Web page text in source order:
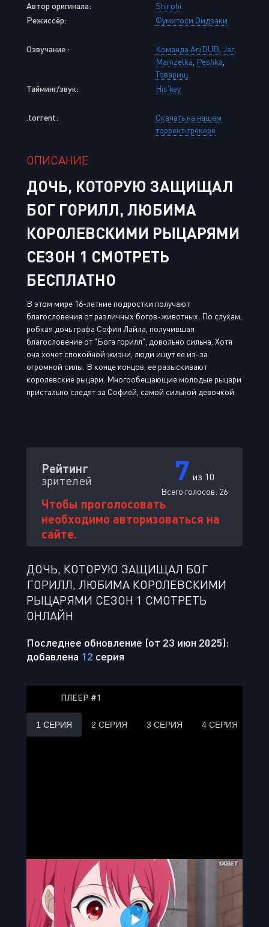
Автор оригинала:
Shirohi
Режиссёр:
Фумитоси Оидзаки
Озвучание : Команда AniDUB Jar,
Mamzelka Peshka
Товарищ
Тайминг/звук:
His'key
.torrent:
Скачать на нашем
торрент-трекере
ОПИСАНИЕ
ДОЧЬ, КОТОРУЮ ЗАЩИЩАЛ
БОГ ГОРИЛЛ, ЛЮБИМА
КОРОЛЕВСКИМИ РЫЦАРЯМИ
СЕЗОН 1 СМОТРЕТЬ
БЕСПЛАТНО
В этом мире 16-летние подростки получают
благословения от различных богов-животных. По слухам,
робкая дочь графа София Лайла, получившая
благословение от "Бога горилл", довольно сильна. Хотя
она хочет спокойной жизни, люди ищут ее из-за
огромной силы. В конце концов, ее разыскивают
королевские рыцари. Многообещающие молодые рыцари
пристально следят за Софией, самой сильной девочкой.
Рейтинг
зрителей 7 из 10
Всего голосов: 26
Чтобы проголосовать
необходимо авторизоваться на
сайте.
ДОЧЬ, КОТОРУЮ ЗАЩИЩАЛ БОГ
ГОРИЛЛ, ЛЮБИМА КОРОЛЕВСКИМИ
РЫЦАРЯМИ СЕЗОН 1 СМОТРЕТЬ
ОНЛАЙН
Последнее обновление (от 23 июн 2025):
добавлена 12 серия
ПЛЕЕР #1